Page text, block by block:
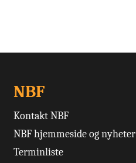
NBF
Kontakt NBF
NBF hjemmeside og nyheter
Terminliste